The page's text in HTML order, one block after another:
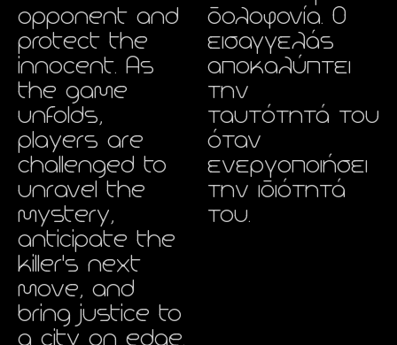
opponent and
protect the
innocent. As
the game
unfolds,
players are
challenged to
unravel the
mystery,
anticipate the
killer's next
move, and
bring justice to
a city on edge.
δολοφονία. Ο
εισαγγελάς
αποκαλύπτει
την
ταυτότητά του
όταν
ενεργοποιήσει
την ιδιότητά
του.